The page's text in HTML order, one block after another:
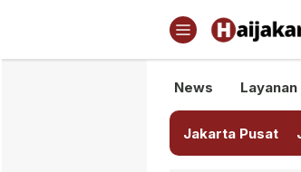
Haijakarta.id
Semua
News
Jakarta Pusat